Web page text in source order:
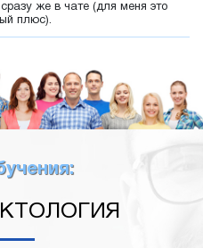
же в чате (для меня это
плюс).